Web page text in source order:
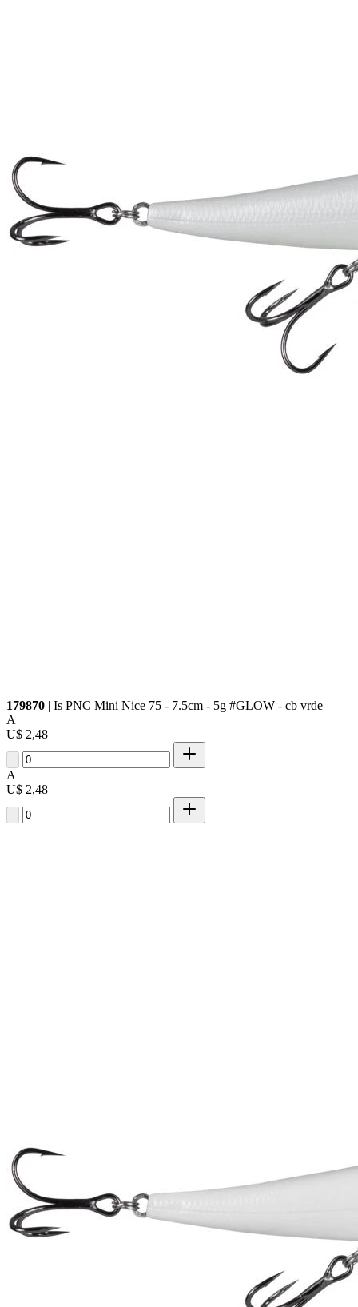
179870 | Is PNC Mini Nice 75 - 7.5cm - 5g #GLOW - cb vrde
A
U$ 2,48
A
U$ 2,48